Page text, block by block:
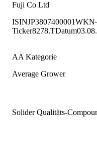
Fuji Co Ltd
ISINJP3807400001WKN
Ticker8278.TDatum
AA Kategorie
Average Grower
Solider Qualitäts-